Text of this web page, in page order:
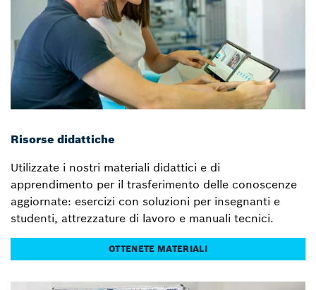
Risorse didattiche
Utilizzate i nostri materiali didattici e di
apprendimento per il trasferimento delle conoscenze
aggiornate: esercizi con soluzioni per insegnanti e
studenti, attrezzature di lavoro e manuali tecnici.
OTTENETE MATERIALI